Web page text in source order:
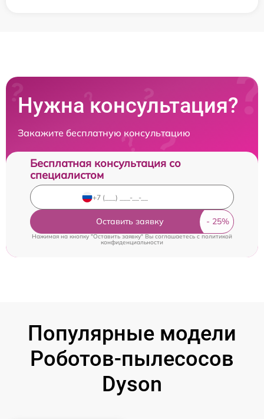
Нужна консультация?
Закажите бесплатную консультацию
Бесплатная консультация со
специалистом
Оставить заявку
Нажимая на кнопку "Оставить заявку" Вы соглашаетесь cполитикой
конфиденциальности
Популярные модели
Роботов-пылесосов
Dyson